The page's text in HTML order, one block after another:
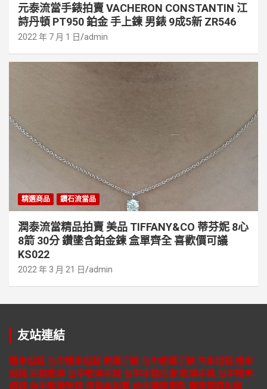
元泰流當手錶拍賣 VACHERON CONSTANTIN 江
詩丹頓 PT950 鉑金 手上鍊 男錶 9成5新 ZR546
2022 年 7 月 1 日 admin
精選商品 鑽石流當品
潤泰流當精品拍賣 美品 TIFFANY&CO 蒂芬妮 8心
8箭 30分 鑽墬含鉑金鍊 盒單齊全 喜歡價可議
KS022
2022 年 3 月 21 日 admin
友站連結
機車借錢 台中機車借錢 收購手錶 台中收購手錶 汽車借錢 機車
借錢 手錶收購 台中收購手錶 台中手錶估價 收購手錶 台中機車
借錢 台中收購手錶 流當品拍賣 台中機車借款 機車借錢免留